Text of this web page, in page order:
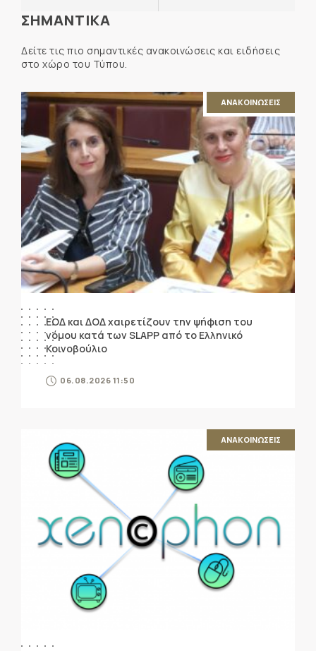
ΣΗΜΑΝΤΙΚΑ
Δείτε τις πιο σημαντικές ανακοινώσεις και ειδήσεις
στο χώρο του Τύπου.
ΑΝΑΚΟΙΝΩΣΕΙΣ
ΕΟΔ και ΔΟΔ χαιρετίζουν την ψήφιση του
νόμου κατά των SLAPP από το Ελληνικό
Κοινοβούλιο
06.08.2026 11:50
ΑΝΑΚΟΙΝΩΣΕΙΣ